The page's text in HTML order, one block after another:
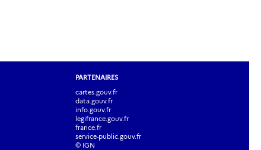
PARTENAIRES
cartes.gouv.fr
data.gouv.fr
info.gouv.fr
legifrance.gouv.fr
france.fr
service-public.gouv.fr
© IGN